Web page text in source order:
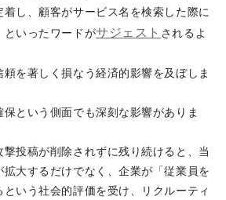
し、顧客がサービス名を検索した際に
といったワードがサジェスト されるよ
を著しく損なう経済的影響を及ぼしま
保という側面でも深刻な影響がありま
投稿が削除されずに残り続けると、当
大するだけでなく、企業が「従業員を
いう社会的評価を受け、リクルーティ